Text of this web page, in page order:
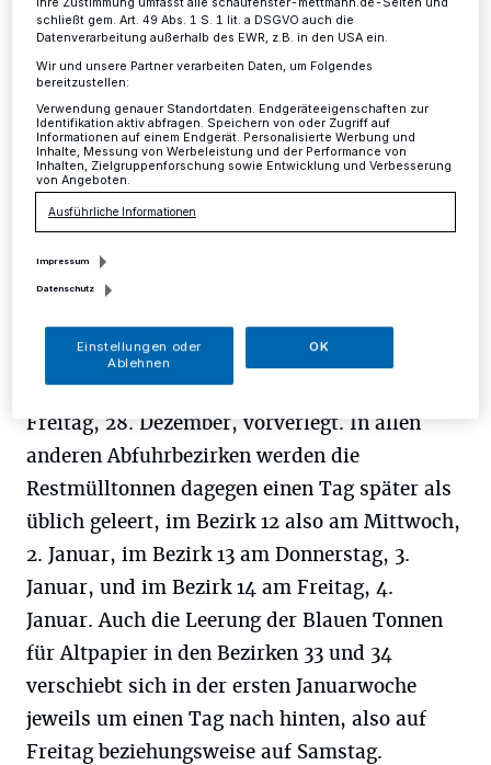
Mettmann·Wegen Silvester und Neujahr verschieben
sich die Termine für die Müllabfuhr.
20.12.2018 , 13:48 Uhr Eine Minute Lesezeit
D ie Leerung der Restmülltonnen im
Abfuhrbezirk 11 wird von Silvester auf
Freitag, 28. Dezember, vorverlegt. In allen
anderen Abfuhrbezirken werden die
Restmülltonnen dagegen einen Tag später als
üblich geleert, im Bezirk 12 also am Mittwoch,
2. Januar, im Bezirk 13 am Donnerstag, 3.
Januar, und im Bezirk 14 am Freitag, 4.
Januar. Auch die Leerung der Blauen Tonnen
für Altpapier in den Bezirken 33 und 34
verschiebt sich in der ersten Januarwoche
jeweils um einen Tag nach hinten, also auf
Freitag beziehungsweise auf Samstag.
Ihre Zustimmung umfasst alle schaufenster-mettmann.de-Seiten und
schließt gem. Art. 49 Abs. 1 S. 1 lit. a DSGVO auch die
Datenverarbeitung außerhalb des EWR, z.B. in den USA ein.
Wir und unsere Partner verarbeiten Daten, um Folgendes
bereitzustellen:
Verwendung genauer Standortdaten. Endgeräteeigenschaften zur
Identifikation aktiv abfragen. Speichern von oder Zugriff auf
Informationen auf einem Endgerät. Personalisierte Werbung und
Inhalte, Messung von Werbeleistung und der Performance von
Inhalten, Zielgruppenforschung sowie Entwicklung und Verbesserung
von Angeboten.
Ausführliche Informationen
Impressum
Datenschutz
Einstellungen oder
Ablehnen
OK